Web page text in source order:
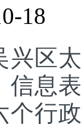
18
兴区
信息
个行